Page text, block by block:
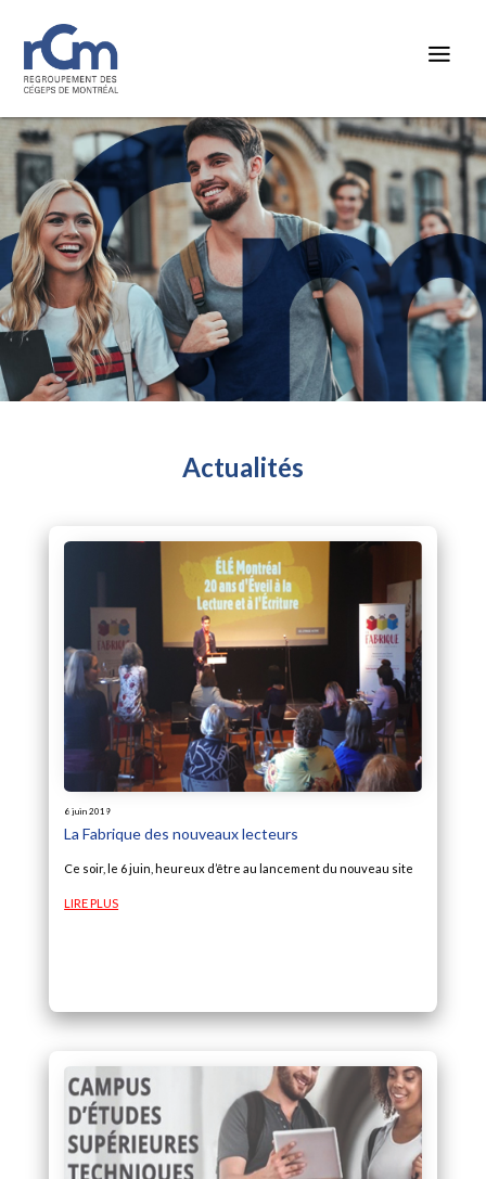
Actualités
6 juin 2019
La Fabrique des nouveaux lecteurs
Ce soir, le 6 juin, heureux d’être au lancement du nouveau site
LIRE PLUS